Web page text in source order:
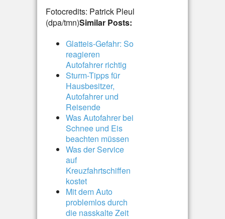
Fotocredits: Patrick Pleul
(dpa/tmn)Similar Posts:
Glatteis-Gefahr: So
reagieren
Autofahrer richtig
Sturm-Tipps für
Hausbesitzer,
Autofahrer und
Reisende
Was Autofahrer bei
Schnee und Eis
beachten müssen
Was der Service
auf
Kreuzfahrtschiffen
kostet
Mit dem Auto
problemlos durch
die nasskalte Zeit